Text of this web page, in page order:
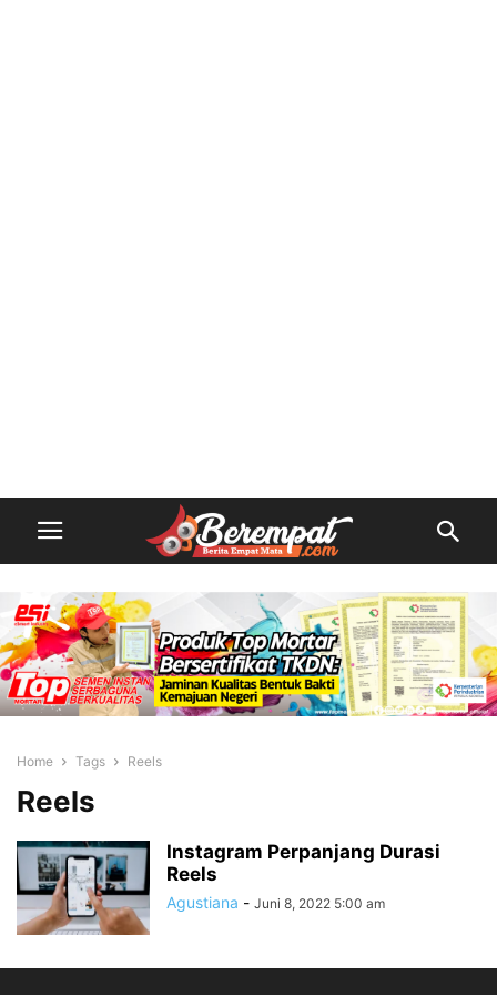
Home Tags Reels
Reels
Instagram Perpanjang Durasi
Reels
Agustiana - Juni 8, 2022 5:00 am